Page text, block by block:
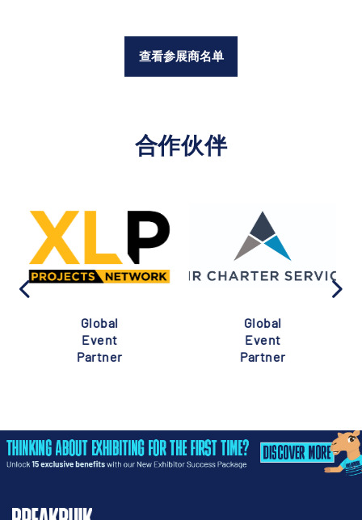
查看参展商名单
合作伙伴
Global
Event
Partner
Global
Event
Partner